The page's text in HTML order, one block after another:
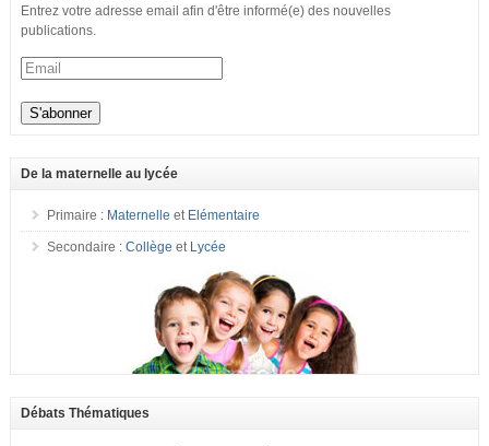
Entrez votre adresse email afin d'être informé(e) des nouvelles
publications.
De la maternelle au lycée
Primaire : Maternelle et Elémentaire
Secondaire : Collège et Lycée
Débats Thématiques